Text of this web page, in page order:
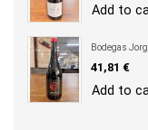
Add to
Bodegas
Precio
41,81 €
Add to